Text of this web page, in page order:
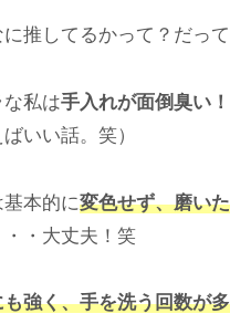
推してるかって？だっ
な私は手入れが面倒臭い！
いい話。笑）
本的に変色せず、磨い
・大丈夫！笑
強く、手を洗う回数が